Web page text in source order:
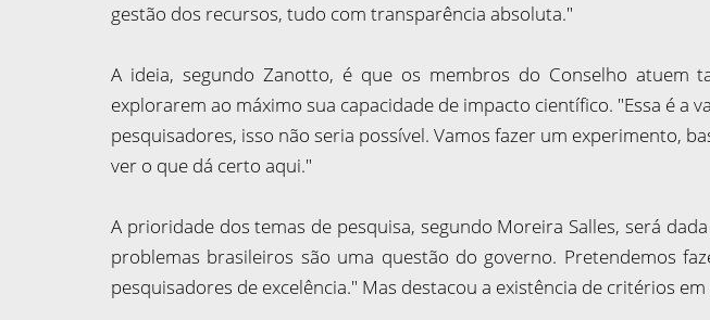
gestão dos recursos, tudo com transparência absoluta."
A ideia, segundo Zanotto, é que os membros do Conselho
explorarem ao máximo sua capacidade de impacto científico. "Essa é
pesquisadores, isso não seria possível. Vamos fazer um experimento,
ver o que dá certo aqui."
A prioridade dos temas de pesquisa, segundo Moreira Salles, será
problemas brasileiros são uma questão do governo. Pretendemos
pesquisadores de excelência." Mas destacou a existência de critérios